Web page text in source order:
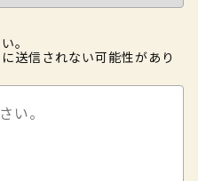
。
送信されない可能性があり